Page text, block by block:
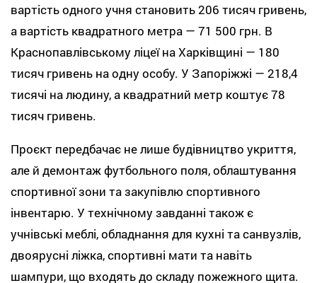
вартість одного учня становить 206 тисяч гривень,
а вартість квадратного метра — 71 500 грн. В
Краснопавлівському ліцеї на Харківщині — 180
тисяч гривень на одну особу. У Запоріжжі — 218,4
тисячі на людину, а квадратний метр коштує 78
тисяч гривень.
Проєкт передбачає не лише будівництво укриття,
але й демонтаж футбольного поля, облаштування
спортивної зони та закупівлю спортивного
інвентарю. У технічному завданні також є
учнівські меблі, обладнання для кухні та санвузлів,
двоярусні ліжка, спортивні мати та навіть
шампури, що входять до складу пожежного щита.